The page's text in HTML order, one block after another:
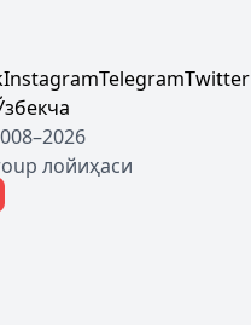
InstagramTelegramTwitter
лойиҳаси